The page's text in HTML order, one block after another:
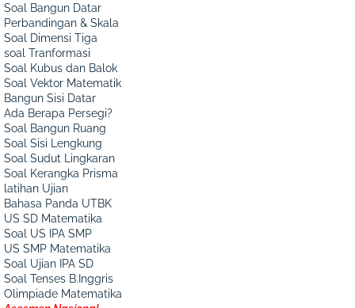
Soal Bangun Datar
Perbandingan & Skala
Soal Dimensi Tiga
soal Tranformasi
Soal Kubus dan Balok
Soal Vektor Matematik
Bangun Sisi Datar
Ada Berapa Persegi?
Soal Bangun Ruang
Soal Sisi Lengkung
Soal Sudut Lingkaran
Soal Kerangka Prisma
latihan Ujian
Bahasa Panda UTBK
US SD Matematika
Soal US IPA SMP
US SMP Matematika
Soal Ujian IPA SD
Soal Tenses B.Inggris
Olimpiade Matematika